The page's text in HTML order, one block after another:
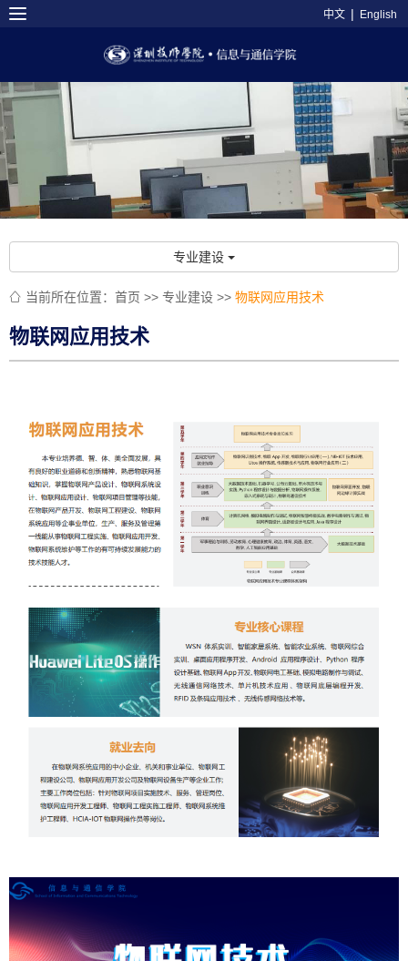
中文 | English
专业建设
 当前所在位置： 首页 >> 专业建设 >> 物联网应用技术
物联网应用技术